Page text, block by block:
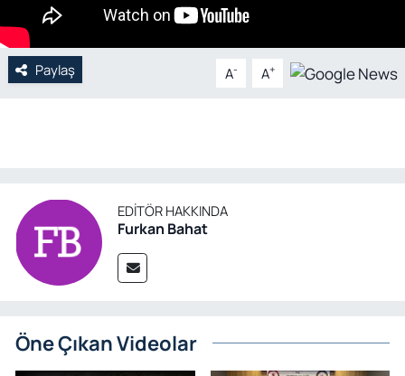
Paylaş A- A+
EDITÖR HAKKINDA
Furkan Bahat
Öne Çıkan Videolar
Siyaset
Spor